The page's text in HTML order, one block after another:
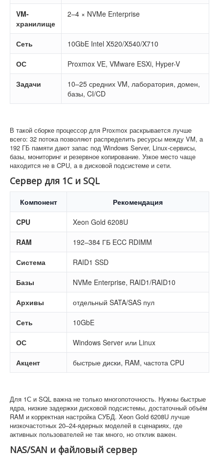
VM-
хранилище
2–4 × NVMe Enterprise
Сеть 10GbE Intel X520/X540/X710
ОС Proxmox VE, VMware ESXi, Hyper-V
Задачи
10–25 средних VM, лаборатория, домен,
базы, CI/CD
В такой сборке процессор для Proxmox раскрывается лучше
всего: 32 потока позволяют распределить ресурсы между VM, а
192 ГБ памяти дают запас под Windows Server, Linux-сервисы,
базы, мониторинг и резервное копирование. Узкое место чаще
находится не в CPU, а в дисковой подсистеме и сети.
Сервер для 1С и SQL
Компонент Рекомендация
CPU Xeon Gold 6208U
RAM 192–384 ГБ ECC RDIMM
Система RAID1 SSD
Базы NVMe Enterprise, RAID1/RAID10
Архивы отдельный SATA/SAS пул
Сеть 10GbE
ОС Windows Server или Linux
Акцент быстрые диски, RAM, частота CPU
Для 1С и SQL важна не только многопоточность. Нужны быстрые
ядра, низкие задержки дисковой подсистемы, достаточный объём
RAM и корректная настройка СУБД. Xeon Gold 6208U лучше
низкочастотных 20–24-ядерных моделей в сценариях, где
активных пользователей не так много, но отклик важен.
NAS/SAN и файловый сервер